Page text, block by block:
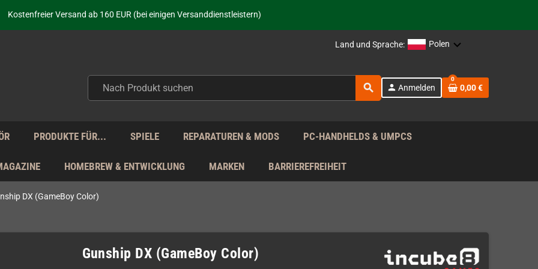
Kostenfreier Versand ab 160 EUR (bei einigen Versanddienstleistern)
Seit über 20 Jahren Deine Anlaufstelle für neue Retro-Hardware!
Täglicher Versand Mo - Fr aus Deutschland - zollfrei innerhalb der EU!
Land und Sprache: Polen
search person Anmelden
0
0,00 €
PRODUKTE FÜR... SPIELE REPARATUREN & MODS PC-HANDHELDS & UMPCS
HOMEBREW & ENTWICKLUNG MARKEN BARRIEREFREIHEIT
DX (GameBoy Color)
Gunship DX (GameBoy Color)